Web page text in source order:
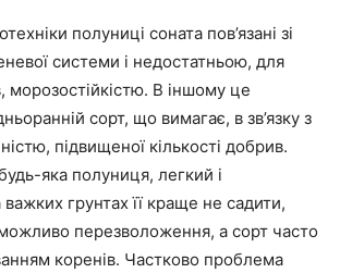
полуниці соната пов’язані зі
системи і недостатньою, для
морозостійкістю. В іншому це
сорт, що вимагає, в зв’язку з
підвищеної кількості добрив.
яка полуниця, легкий і
грунтах її краще не садити,
перезволоження, а сорт часто
коренів. Частково проблема